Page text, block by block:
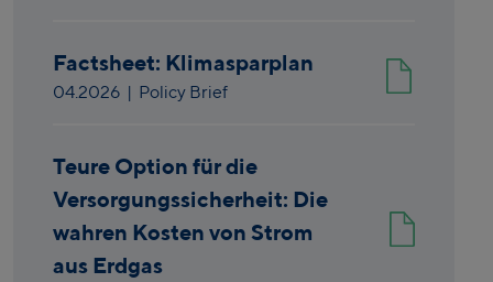
Factsheet: Klimasparplan
04.2026 | Policy Brief
Teure Option für die
Versorgungssicherheit: Die
wahren Kosten von Strom
aus Erdgas